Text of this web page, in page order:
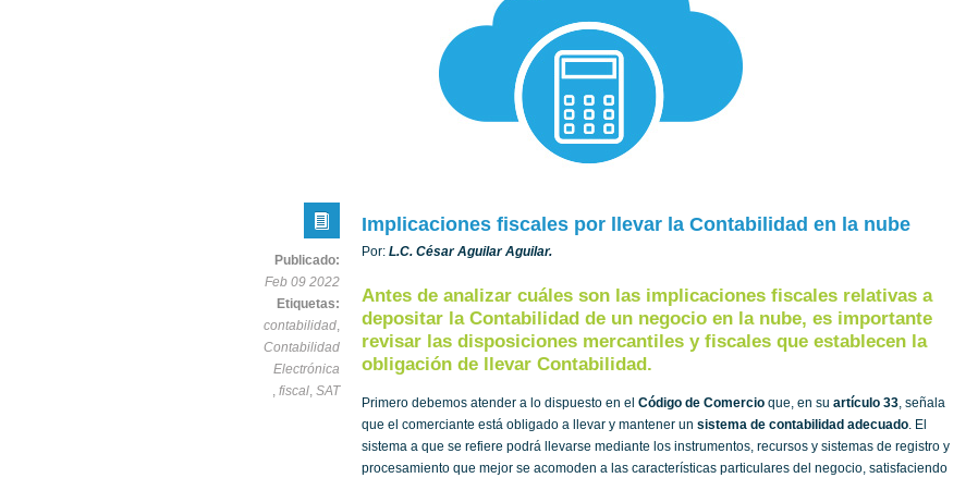
Implicaciones fiscales por llevar la Contabilidad en la nube
Por: L.C. César Aguilar Aguilar.
Antes de analizar cuáles son las implicaciones fiscales relativas a
depositar la Contabilidad de un negocio en la nube, es importante
revisar las disposiciones mercantiles y fiscales que establecen la
obligación de llevar Contabilidad.
Primero debemos atender a lo dispuesto en el Código de Comercio que, en su artículo 33, señala
que el comerciante está obligado a llevar y mantener un sistema de contabilidad adecuado. El
sistema a que se refiere podrá llevarse mediante los instrumentos, recursos y sistemas de registro y
procesamiento que mejor se acomoden a las características particulares del negocio, satisfaciendo
Publicado:
Feb 09 2022
Etiquetas:
contabilidad,
Contabilidad
Electrónica
, fiscal, SAT